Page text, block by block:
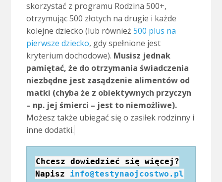
skorzystać z programu Rodzina 500+,
otrzymując 500 złotych na drugie i każde
kolejne dziecko (lub również 500 plus na
pierwsze dziecko, gdy spełnione jest
kryterium dochodowe). Musisz jednak
pamiętać, że do otrzymania świadczenia
niezbędne jest zasądzenie alimentów od
matki (chyba że z obiektywnych przyczyn
– np. jej śmierci – jest to niemożliwe).
Możesz także ubiegać się o zasiłek rodzinny i
inne dodatki.
Chcesz dowiedzieć się więcej?
Napisz info@testynaojcostwo.pl